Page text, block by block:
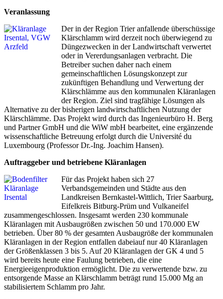
Veranlassung
Derin der Region Trier anfallende überschüssige
Klärschlamm wird derzeit noch überwiegend zu
Düngezwecken in der Landwirtschaft verwertet
oder in Vererdungsanlagen verbracht. Die
Betreiber suchen daher nach einem
gemeinschaftlichen Lösungskonzept zur
zukünftigen Behandlung und Verwertung der
Klärschlämme aus den kommunalen Kläranlagen
der Region. Ziel sind tragfähige Lösungen als
Alternative zu der bisherigen landwirtschaftlichen Nutzung der
Klärschlämme. Das Projekt wird durch das Ingenieurbüro H. Berg
und Partner GmbH und die WiW mbH bearbeitet, eine ergänzende
wissenschaftliche Betreuung erfolgt durch die Université du
Luxembourg (Professor Dr.-Ing. Joachim Hansen).
Auftraggeber und betriebene Kläranlagen
Für das Projekt haben sich 27
Verbandsgemeinden und Städte aus den
Landkreisen Bernkastel-Wittlich, Trier Saarburg,
Eifelkreis Bitburg-Prüm und Vulkaneifel
zusammengeschlossen. Insgesamt werden 230 kommunale
Kläranlagen mit Ausbaugrößen zwischen 50 und 170.000 EW
betrieben. Über 80 % der gesamten Ausbaugröße der kommunalen
Kläranlagen in der Region entfallen dabeiauf nur 40 Kläranlagen
der Größenklassen 3 bis 5. Auf 20 Kläranlagen der GK 4 und 5
wird bereits heute eine Faulung betrieben, die eine
Energieeigenproduktion ermöglicht. Die zu verwertende bzw. zu
entsorgende Masse an Klärschlamm beträgt rund 15.000 Mg an
stabilisiertem Schlamm pro Jahr.